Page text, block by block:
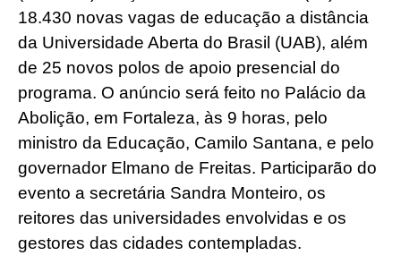
18.430 novas vagas de educação a distância
da Universidade Aberta do Brasil (UAB), além
de 25 novos polos de apoio presencial do
programa. O anúncio será feito no Palácio da
Abolição, em Fortaleza, às 9 horas, pelo
ministro da Educação, Camilo Santana, e pelo
governador Elmano de Freitas. Participarão do
evento a secretária Sandra Monteiro, os
reitores das universidades envolvidas e os
gestores das cidades contempladas.